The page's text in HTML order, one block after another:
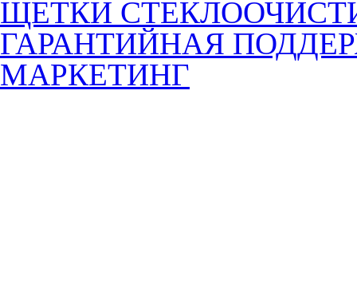
ЩЕТКИ
ГАРАНТИЙНАЯ
МАРКЕТИНГ